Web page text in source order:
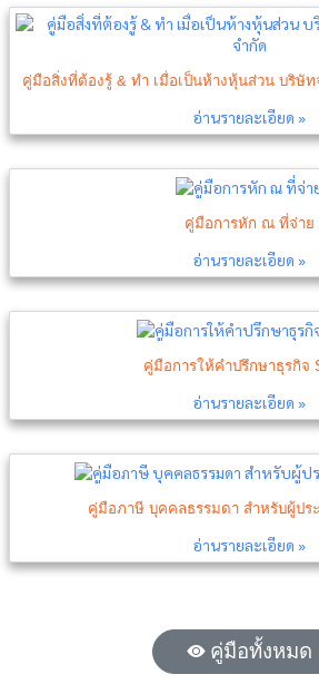
คู่มือสิ่งที่ต้องรู้ & ทำ เมื่อเป็นห้างหุ้นส่วน บริษั
อ่านรายละเอียด »
คู่มือการหัก ณ ที่จ่าย
อ่านรายละเอียด »
คู่มือการให้คำปรึกษาธุรกิจ
อ่านรายละเอียด »
คู่มือภาษี บุคคลธรรมดา สำหรับผู้ปร
อ่านรายละเอียด »
คู่มือทั้งหมด